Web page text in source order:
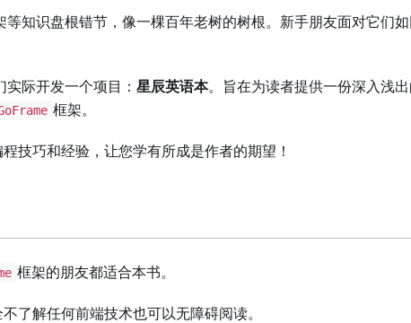
知识盘根错节，像一棵百年老树的树根。新手朋友面对它们
际开发一个项目： 星辰英语本。旨在为读者提供一份深入浅
框架。
技巧和经验，让您学有所成是作者的期望！
框架的朋友都适合本书。
了解任何前端技术也可以无障碍阅读。